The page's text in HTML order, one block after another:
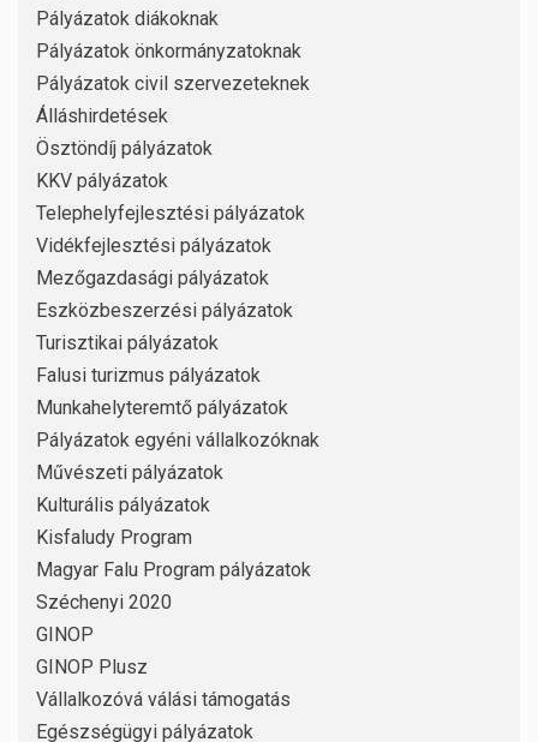
Pályázatok diákoknak
Pályázatok önkormányzatoknak
Pályázatok civil szervezeteknek
Álláshirdetések
Ösztöndíj pályázatok
KKV pályázatok
Telephelyfejlesztési pályázatok
Vidékfejlesztési pályázatok
Mezőgazdasági pályázatok
Eszközbeszerzési pályázatok
Turisztikai pályázatok
Falusi turizmus pályázatok
Munkahelyteremtő pályázatok
Pályázatok egyéni vállalkozóknak
Művészeti pályázatok
Kulturális pályázatok
Kisfaludy Program
Magyar Falu Program pályázatok
Széchenyi 2020
GINOP
GINOP Plusz
Vállalkozóvá válási támogatás
Egészségügyi pályázatok